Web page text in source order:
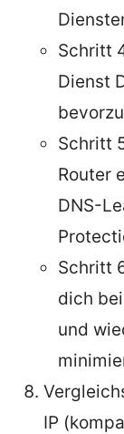
Schritt
Dienst
Schritt
Router
DNS-
Schritt
dich
und
IP